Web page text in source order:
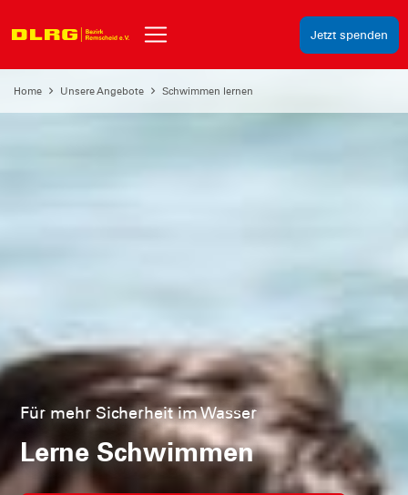
Jetzt spenden
Home Unsere Angebote Schwimmen lernen
Für mehr Sicherheit im Wasser
Lerne Schwimmen
Für mehr Sicherheit im Wasser
Wassergewöhnung und
Wasserbewältigung